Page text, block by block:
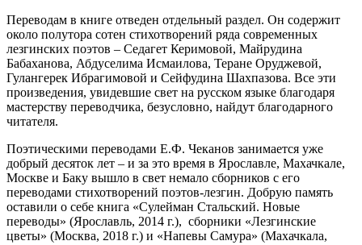
Переводам в книге отведен отдельный раздел. Он содержит
около полутора сотен стихотворений ряда современных
лезгинских поэтов – Седагет Керимовой, Майрудина
Бабаханова, Абдуселима Исмаилова, Теране Оруджевой,
Гулангерек Ибрагимовой и Сейфудина Шахпазова. Все эти
произведения, увидевшие свет на русском языке благодаря
мастерству переводчика, безусловно, найдут благодарного
читателя.
Поэтическими переводами Е.Ф. Чеканов занимается уже
добрый десяток лет – и за это время в Ярославле, Махачкале,
Москве и Баку вышло в свет немало сборников с его
переводами стихотворений поэтов-лезгин. Добрую память
оставили о себе книга «Сулейман Стальский. Новые
переводы» (Ярославль, 2014 г.), сборники «Лезгинские
цветы» (Москва, 2018 г.) и «Напевы Самура» (Махачкала,